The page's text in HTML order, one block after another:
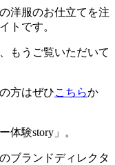
洋服のお仕立てを注
トです。
もうご覧いただいて
方はぜひこちらか
体験story」。
ブランドディレクタ